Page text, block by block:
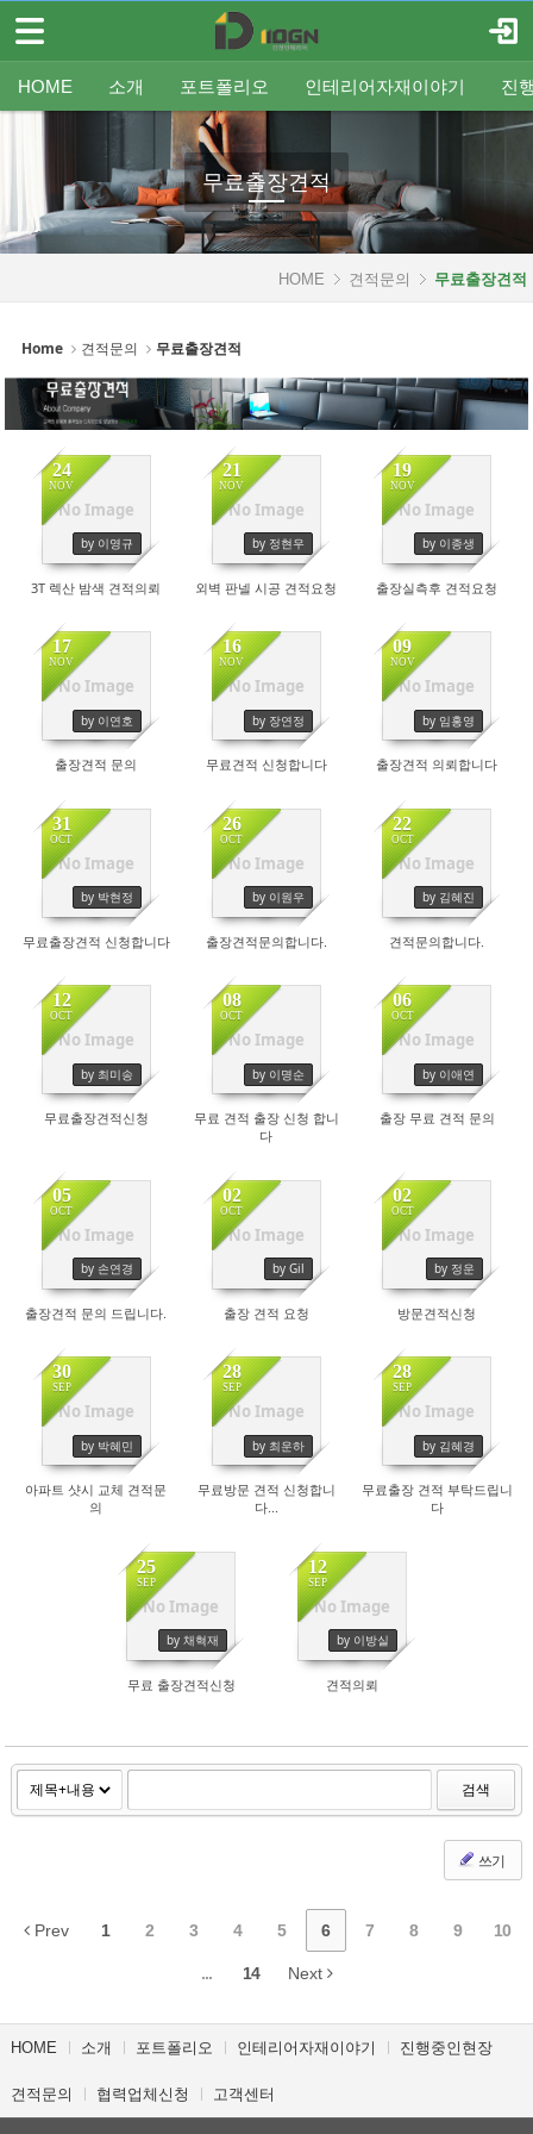
HOME 소개 포트폴리오 인테리어자재이야기 진
조직도 오시는 길
평형별샷시 기타공사
욕실 타일 바닥재 벽지
무료출장견적 인테리어셀프자동견적
Q&A FAQ
무료출장견적
HOME 견적문의 무료출장견적
Home 견적문의 무료출장견적
No Image
24
NOV
by 이영규
3T 렉산 밤색 견적의뢰
No Image
21
NOV
by 정현우
외벽 판넬 시공 견적요청
No Image
19
NOV
by 이종생
출장실측후 견적요청
No Image
17
NOV
by 이연호
출장견적 문의
No Image
16
NOV
by 장연정
무료견적 신청합니다
No Image
09
NOV
by 임홍영
출장견적 의뢰합니다
No Image
31
OCT
by 박현정
무료출장견적 신청합니다
No Image
26
OCT
by 이원우
출장견적문의합니다.
No Image
22
OCT
by 김혜진
견적문의합니다.
No Image
12
OCT
by 최미송
무료출장견적신청
No Image
08
OCT
by 이명순
무료 견적 출장 신청 합니
다
No Image
06
OCT
by 이애연
출장 무료 견적 문의
No Image
05
OCT
by 손연경
출장견적 문의 드립니다.
No Image
02
OCT
by Gil
출장 견적 요청
No Image
02
OCT
by 정운
방문견적신청
No Image
30
SEP
by 박혜민
아파트 샷시 교체 견적문
의
No Image
28
SEP
by 최운하
무료방문 견적 신청합니
다...
No Image
28
SEP
by 김혜경
무료출장 견적 부탁드립니
다
No Image
25
SEP
by 채혁재
무료 출장견적신청
No Image
12
SEP
by 이방실
견적의뢰
검색
쓰기
Prev 1 2 3 4 5 6 7 8 9 10
... 14 Next
HOME 소개 포트폴리오 인테리어자재이야기 진행중인현장
견적문의 협력업체신청 고객센터
로그인
HOME
포트폴리오
인테리어자재이야기
- 온라인견적
- 무료출장견적
- 인테리어셀프자동견적
협력업체신청
고객센터
Sketchbook5, 스케치북5
Sketchbook5, 스케치북5